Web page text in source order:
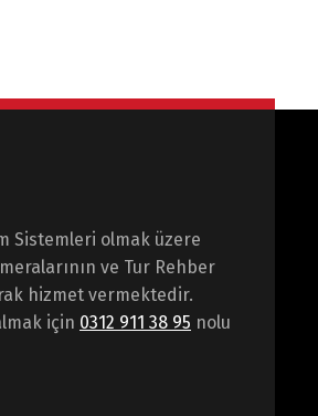
Sistemleri olmak üzere
ve Tur Rehber
hizmet vermektedir.
için 0312 911 38 95 nolu